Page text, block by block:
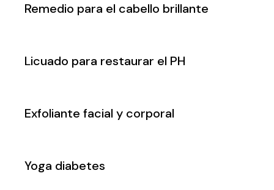
Remedio para el cabello brillante
Licuado para restaurar el PH
Exfoliante facial y corporal
Yoga diabetes